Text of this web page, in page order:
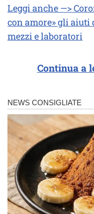
Leggi anche —>
con amore» gli
mezzi e laboratori
Continua a